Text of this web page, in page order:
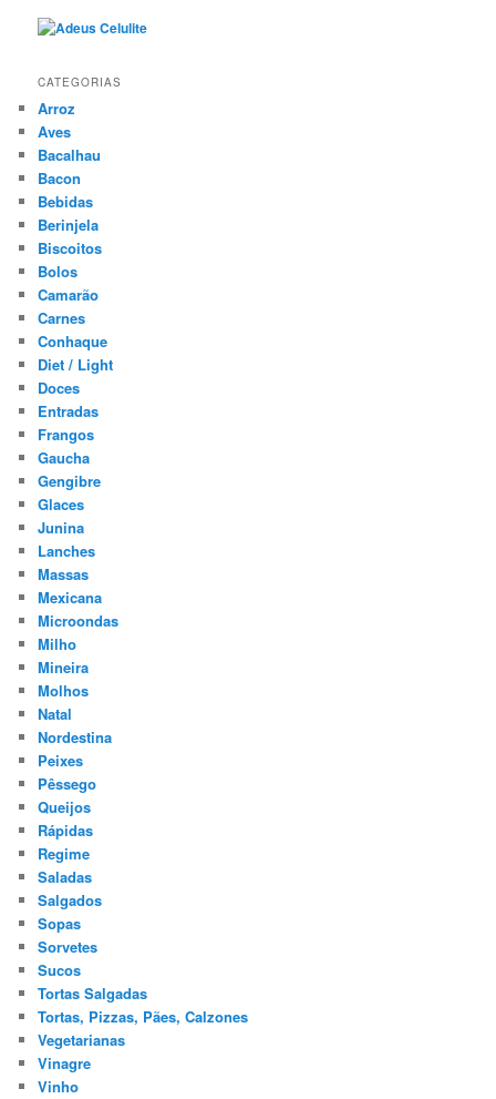
CATEGORIAS
Arroz
Aves
Bacalhau
Bacon
Bebidas
Berinjela
Biscoitos
Bolos
Camarão
Carnes
Conhaque
Diet / Light
Doces
Entradas
Frangos
Gaucha
Gengibre
Glaces
Junina
Lanches
Massas
Mexicana
Microondas
Milho
Mineira
Molhos
Natal
Nordestina
Peixes
Pêssego
Queijos
Rápidas
Regime
Saladas
Salgados
Sopas
Sorvetes
Sucos
Tortas Salgadas
Tortas, Pizzas, Pães, Calzones
Vegetarianas
Vinagre
Vinho